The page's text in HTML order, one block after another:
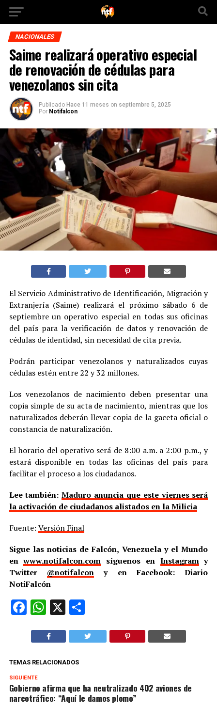
NACIONALES
Saime realizará operativo especial
de renovación de cédulas para
venezolanos sin cita
Publicado Hace 11 meses on septiembre 5, 2025
Por Notifalcon
El Servicio Administrativo de Identificación, Migración y
Extranjería (Saime) realizará el próximo sábado 6 de
septiembre un operativo especial en todas sus oficinas
del país para la verificación de datos y renovación de
cédulas de identidad, sin necesidad de cita previa.
Podrán participar venezolanos y naturalizados cuyas
cédulas estén entre 22 y 32 millones.
Los venezolanos de nacimiento deben presentar una
copia simple de su acta de nacimiento, mientras que los
naturalizados deberán llevar copia de la gaceta oficial o
constancia de naturalización.
El horario del operativo será de 8:00 a.m. a 2:00 p.m., y
estará disponible en todas las oficinas del país para
facilitar el proceso a los ciudadanos.
Lee también:Maduro anuncia que este viernes será
la activación de ciudadanos alistados en la Milicia
Fuente: Versión Final
Sigue las noticias de Falcón, Venezuela y el Mundo
enwww.notifalcon.com síguenos en Instagramy
Twitter @notifalcon y en Facebook: Diario
NotiFalcón
Facebook
WhatsApp
X Compartir
TEMAS RELACIONADOS
SIGUIENTE
Gobierno afirma que ha neutralizado 402 aviones de
narcotráfico: “Aquí le damos plomo”